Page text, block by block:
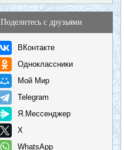
Поделитесь с друзьями
ВКонтакте
Одноклассники
Мой Мир
Telegram
Я.Мессенджер
X
WhatsApp